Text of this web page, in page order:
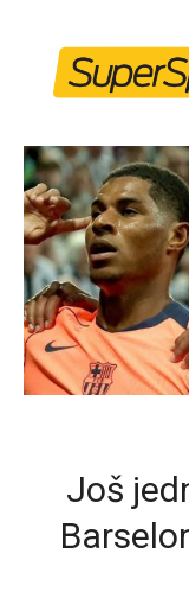
content
Još